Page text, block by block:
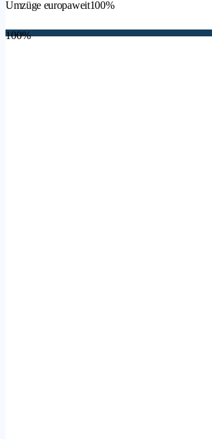
Umzüge europaweit100%
100%